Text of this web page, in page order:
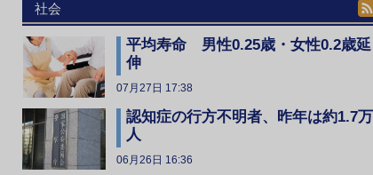
社会
平均寿命 男性0.25歳・女性0.2歳延
伸
07月27日 17:38
認知症の行方不明者、昨年は約1.7万
人
06月26日 16:36